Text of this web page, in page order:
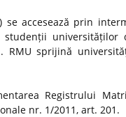
se accesează prin
sprijină
Registrului
nr. 1/2011, art. 201.